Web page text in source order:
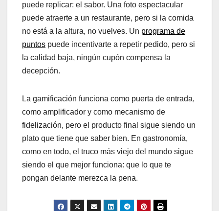
puede replicar: el sabor. Una foto espectacular
puede atraerte a un restaurante, pero si la comida
no está a la altura, no vuelves. Un programa de
puntos puede incentivarte a repetir pedido, pero si
la calidad baja, ningún cupón compensa la
decepción.
La gamificación funciona como puerta de entrada,
como amplificador y como mecanismo de
fidelización, pero el producto final sigue siendo un
plato que tiene que saber bien. En gastronomía,
como en todo, el truco más viejo del mundo sigue
siendo el que mejor funciona: que lo que te
pongan delante merezca la pena.